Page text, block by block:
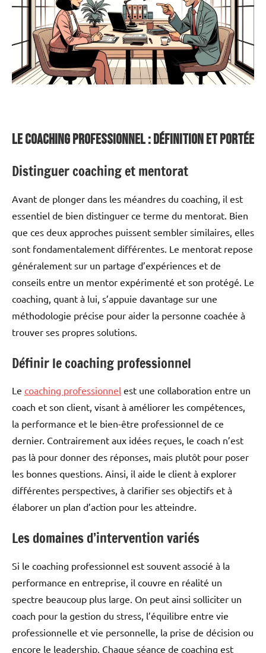
Le coaching professionnel : Définition et Portée
Distinguer coaching et mentorat
Avant de plonger dans les méandres du coaching, il est
essentiel de bien distinguer ce terme du mentorat. Bien
que ces deux approches puissent sembler similaires, elles
sont fondamentalement différentes. Le mentorat repose
généralement sur un partage d’expériences et de
conseils entre un mentor expérimenté et son protégé. Le
coaching, quant à lui, s’appuie davantage sur une
méthodologie précise pour aider la personne coachée à
trouver ses propres solutions.
Définir le coaching professionnel
Le coaching professionnel est une collaboration entre un
coach et son client, visant à améliorer les compétences,
la performance et le bien-être professionnel de ce
dernier. Contrairement aux idées reçues, le coach n’est
pas là pour donner des réponses, mais plutôt pour poser
les bonnes questions. Ainsi, il aide le client à explorer
différentes perspectives, à clarifier ses objectifs et à
élaborer un plan d’action pour les atteindre.
Les domaines d’intervention variés
Si le coaching professionnel est souvent associé à la
performance en entreprise, il couvre en réalité un
spectre beaucoup plus large. On peut ainsi solliciter un
coach pour la gestion du stress, l’équilibre entre vie
professionnelle et vie personnelle, la prise de décision ou
encore le leadership. Chaque séance de coaching est